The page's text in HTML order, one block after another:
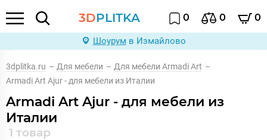
3DPLITKA 0 0 0
Шоурум в Измайлово
3dplitka.ru – Для мебели – Для мебели Armadi Art –
Armadi Art Ajur - для мебели из Италии
Armadi Art Ajur - для мебели из
Италии
1 товар